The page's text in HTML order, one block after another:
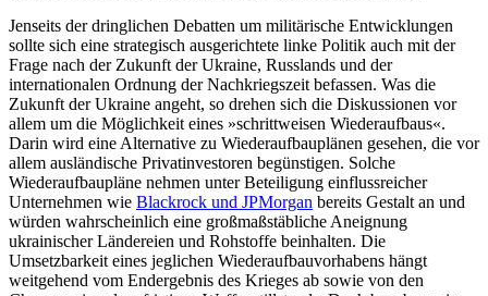
Jenseits der dringlichen Debatten um militärische Entwicklungen
sollte sich eine strategisch ausgerichtete linke Politik auch mit der
Frage nach der Zukunft der Ukraine, Russlands und der
internationalen Ordnung der Nachkriegszeit befassen. Was die
Zukunft der Ukraine angeht, so drehen sich die Diskussionen vor
allem um die Möglichkeit eines »schrittweisen Wiederaufbaus«.
Darin wird eine Alternative zu Wiederaufbauplänen gesehen, die vor
allem ausländische Privatinvestoren begünstigen. Solche
Wiederaufbaupläne nehmen unter Beteiligung einflussreicher
Unternehmen wie Blackrock und JPMorgan bereits Gestalt an und
würden wahrscheinlich eine großmaßstäbliche Aneignung
ukrainischer Ländereien und Rohstoffe beinhalten. Die
Umsetzbarkeit eines jeglichen Wiederaufbauvorhabens hängt
weitgehend vom Endergebnis des Krieges ab sowie von den